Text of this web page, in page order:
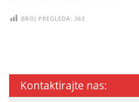
BROJ PREGLEDA: 363
Kontaktirajte nas: